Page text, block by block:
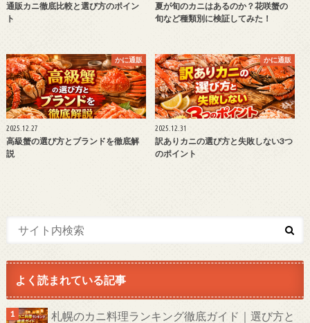
通販カニ徹底比較と選び方のポイン
ト
夏が旬のカニはあるのか？花咲蟹の
旬など種類別に検証してみた！
かに通販
2025.12.27
高級蟹の選び方とブランドを徹底解
説
かに通販
2025.12.31
訳ありカニの選び方と失敗しない3つ
のポイント
よく読まれている記事
札幌のカニ料理ランキング徹底ガイド｜選び方と